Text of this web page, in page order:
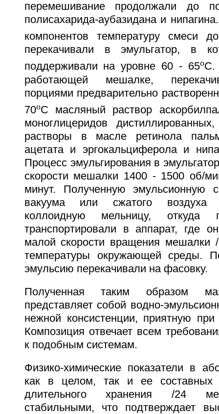
перемешивание продолжали до
полисахарида-аубазидана и
компонентов температуру смеси
перекачивали в эмульгатор, в
поддерживали на уровне 60 - 65oC.
работающей мешалке,
порциями предварительно
70oC масляный раствор
моноглицеридов
растворы в масле ретинола
ацетата и эргокальциферола и
Процесс эмульгирования в
скорости мешалки 1400 - 1500 об/
минут. Полученную эмульсионную
вакуума или сжатого воздуха
коллоидную мельницу, откуда
транспортировали в аппарат, где
малой скорости вращения
температуры окружающей среды.
эмульсию перекачивали на фасовку.
Полученная таким образом
представляет собой водно-
нежной консистенции, приятную
Композиция отвечает всем
к подобным системам.
Физико-химические показатели в
как в целом, так и ее составных
длительного хранения /24
стабильными, что подтверждает